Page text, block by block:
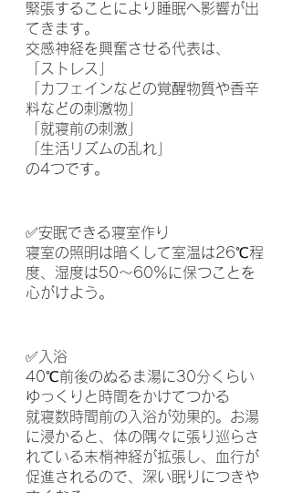
緊張することにより睡眠へ影響が出
てきます。
交感神経を興奮させる代表は、
「ストレス」
「カフェインなどの覚醒物質や香辛
料などの刺激物」
「就寝前の刺激」
「生活リズムの乱れ」
の4つです。
✅安眠できる寝室作り
寝室の照明は暗くして室温は26℃程
度、湿度は50～60％に保つことを
心がけよう。
✅入浴
40℃前後のぬるま湯に30分くらい
ゆっくりと時間をかけてつかる
就寝数時間前の入浴が効果的。お湯
に浸かると、体の隅々に張り巡らさ
れている末梢神経が拡張し、血行が
促進されるので、深い眠りにつきや